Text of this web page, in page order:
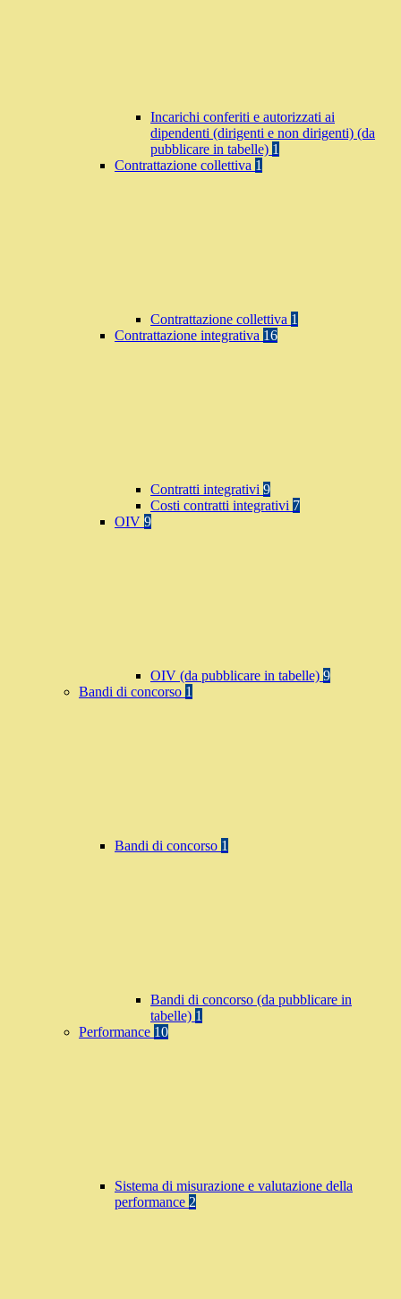
Incarichi conferiti e autorizzati ai
dipendenti (dirigenti e non dirigenti) (da
pubblicare in tabelle) 1
Contrattazione collettiva 1
Contrattazione collettiva 1
Contrattazione integrativa 16
Contratti integrativi 9
Costi contratti integrativi 7
OIV 9
OIV (da pubblicare in tabelle) 9
Bandi di concorso 1
Bandi di concorso 1
Bandi di concorso (da pubblicare in
tabelle) 1
Performance 10
Sistema di misurazione e valutazione della
performance 2